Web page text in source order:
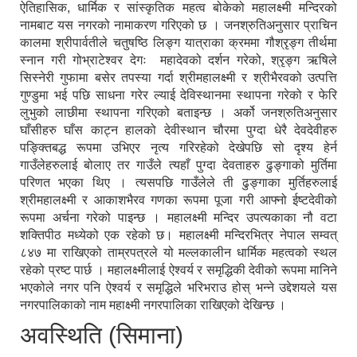
ऐतिहासिक, धार्मिक र सांस्कृतिक महत्व बोकेको महालक्ष्मी मन्दिरको
नामबाट यस नगरको नामाकरण गरिएको छ । जनश्रुतिअनुसार प्राचिन
कालमा श्रीपार्वतीले चतुषष्ठि लिङ्ग यात्राका क्रममा गौश्रृङ्ग तीर्थमा
स्नान गरी गोभ्राटेश्वर देगः महादेवको दर्शन गरेको, श्रृङ्ग ऋषिले
सिस्नेरी गुफामा बसेर तपस्या गर्दा श्रीमहालक्ष्मी र श्रीभैरवको उत्पत्ति
गुण्डुमा भई पछि साधना गरेर ल्याई देविस्थानमा स्थापना गरेको र फेरि
लुभुको लाछीमा स्थापना गरिएको बताइन्छ । अर्को जनश्रुतिअनुसार
घाँसीहरु घाँस काट्न हालको देवीस्थान चौरमा पुग्दा धेरै देवदेवीहरु
पङ्क्तिबद्ध रूपमा उभिएर नृत्य गरिरहेको देखेपछि सो दृश्य हेर्न
गाउँलेहरुलाई बोलाए तर गाउँले त्यहाँ पुग्दा देवताहरु ढुङ्गाको मुर्तिमा
परिणत भएका थिए । त्यसपछि गाउँलेले ती ढुङ्गाका मुर्तिहरुलाई
श्रीमहालक्ष्मी र आकाशभैरव गणका रूपमा पूजा गरी आफ्नो ईष्टदेवीको
रूपमा अर्चना गरेको पाइन्छ । महालक्ष्मी मन्दिर उपत्यकाका नौ वटा
शक्तिपीठ मध्येको एक रहेको छ। महालक्ष्मी मन्दिरभित्र नेपाल सम्वत्
८४७ मा राखिएको ताम्रपत्रले यो मल्लकालीन धार्मिक महत्वको स्थल
रहेको प्रष्ट पार्छ । महालक्ष्मीलाई ऐश्वर्य र समृद्धिकी देवीको रूपमा मानिने
भएकोले नगर पनि ऐश्वर्य र समृद्धिले भरिभराउ होस् भन्ने उद्देशयले यस
नगरपालिकाको नाम महाक्ष्मी नगरपालिका राखिएको देखिन्छ ।
अवस्थिति (सिमाना)